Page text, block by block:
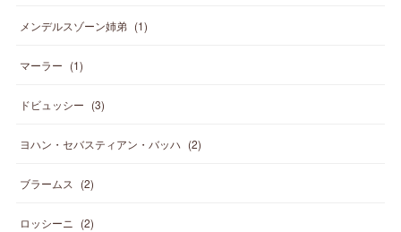
メンデルスゾーン姉弟 (1)
マーラー (1)
ドビュッシー (3)
ヨハン・セバスティアン・バッハ (2)
ブラームス (2)
ロッシーニ (2)